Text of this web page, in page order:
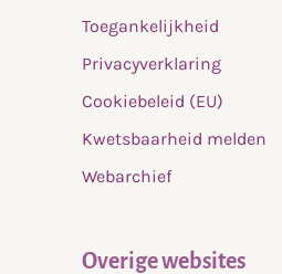
Toegankelijkheid
Privacyverklaring
Cookiebeleid (EU)
Kwetsbaarheid melden
Webarchief
Overige websites